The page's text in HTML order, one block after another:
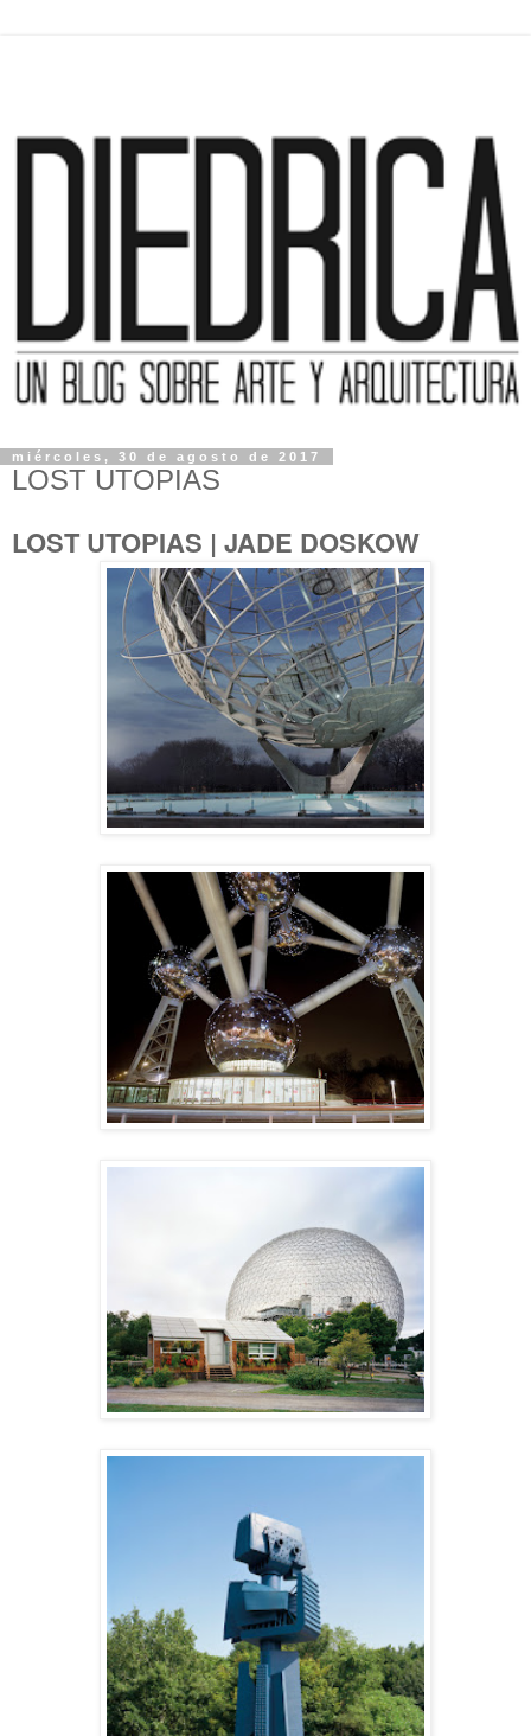
miércoles, 30 de agosto de 2017
LOST UTOPIAS
LOST UTOPIAS | JADE DOSKOW